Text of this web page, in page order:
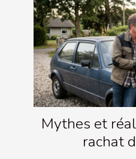
Mythes et
rachat